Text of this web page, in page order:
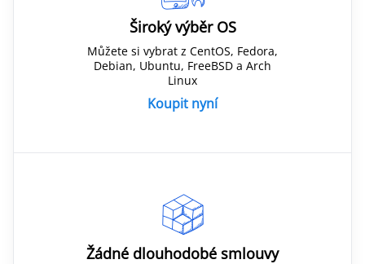
Široký výběr OS
Můžete si vybrat z CentOS, Fedora,
Debian, Ubuntu, FreeBSD a Arch
Linux
Koupit nyní
Žádné dlouhodobé smlouvy